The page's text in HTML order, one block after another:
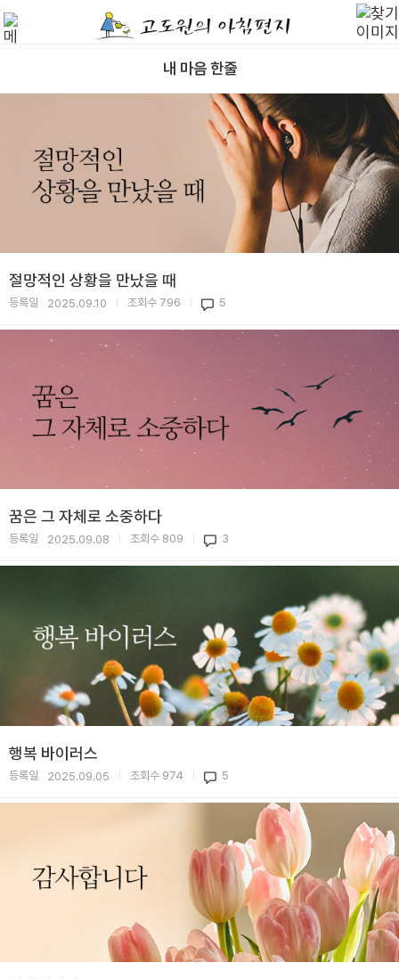
내 마음 한줄
절망적인 상황을 만났을 때
등록일 2025.09.10 조회수 796 5
꿈은 그 자체로 소중하다
등록일 2025.09.08 조회수 809 3
행복 바이러스
등록일 2025.09.05 조회수 974 5